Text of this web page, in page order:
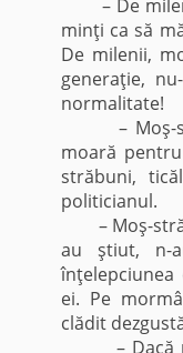
– De
minţi ca să
De milenii,
generaţie,
normalitate!
– Moş-
moară
străbuni,
politicianul.
– Moş-
au ştiut, n-
ei. Pe
clădit
– Dacă n-